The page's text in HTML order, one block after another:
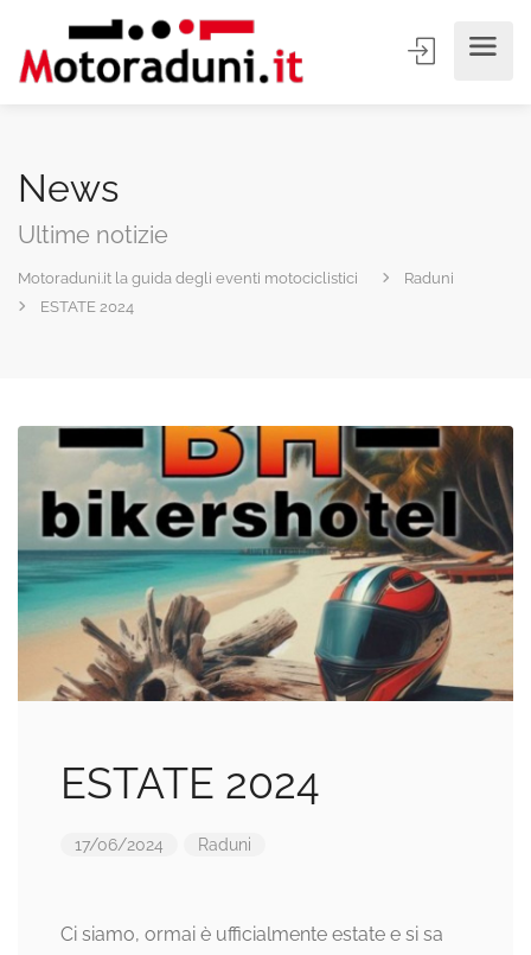
News
Ultime notizie
Motoraduni.it la guida degli eventi motociclistici
Raduni
ESTATE 2024
ESTATE 2024
17/06/2024 Raduni
Ci siamo, ormai è ufficialmente estate e si sa